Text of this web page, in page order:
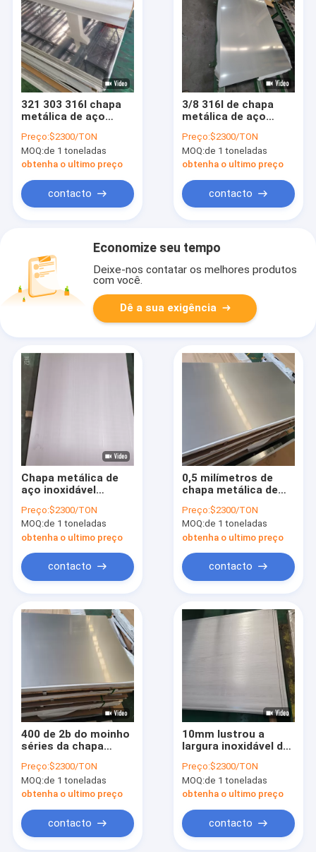
321 303 316l chapa
metálica de aço
de aço inoxidável 4x8
de 16 calibres
Preço:$2300/TON
MOQ:de 1 toneladas
obtenha o ultimo preço
contacto
3/8 316l de chapa
metálica de aço
0.1mm 3mm 5
milímetros
laminados
Preço:$2300/TON
MOQ:de 1 toneladas
obtenha o ultimo preço
contacto
Economize seu tempo
Deixe-nos contatar os melhores produtos
com você.
Dê a sua exigência
Chapa metálica de
aço inoxidável
temperatura 4x8
3mm nenhum 1
revestimento
Preço:$2300/TON
MOQ:de 1 toneladas
obtenha o ultimo preço
contacto
0,5 milímetros de
chapa metálica de
Preço:$2300/TON
MOQ:de 1 toneladas
obtenha o ultimo preço
contacto
400 de 2b do moinho
séries da chapa
inoxidável 316 do
revestimento 416
larguras 1000mm
Preço:$2300/TON
MOQ:de 1 toneladas
obtenha o ultimo preço
contacto
10mm lustrou a
largura inoxidável de
placa 1.22m da chapa
metálica 316l
laminada
Preço:$2300/TON
MOQ:de 1 toneladas
obtenha o ultimo preço
contacto